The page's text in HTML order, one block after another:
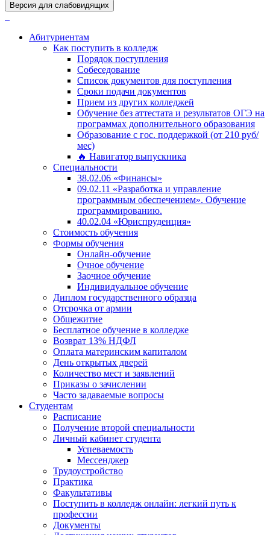
Версия для слабовидящих
Абитуриентам
Как поступить в колледж
Порядок поступления
Собеседование
Список документов для поступления
Сроки подачи документов
Прием из других колледжей
Обучение без аттестата и результатов ОГЭ на
программах дополнительного образования
Образование с гос. поддержкой (от 210 руб/
мес)
🔥 Навигатор выпускника
Специальности
38.02.06 «Финансы»
09.02.11 «Разработка и управление
программным обеспечением». Обучение
программированию.
40.02.04 «Юриспруденция»
Стоимость обучения
Формы обучения
Онлайн-обучение
Очное обучение
Заочное обучение
Индивидуальное обучение
Диплом государственного образца
Отсрочка от армии
Общежитие
Бесплатное обучение в колледже
Возврат 13% НДФЛ
Оплата материнским капиталом
День открытых дверей
Количество мест и заявлений
Приказы о зачислении
Часто задаваемые вопросы
Студентам
Расписание
Получение второй специальности
Личный кабинет студента
Успеваемость
Мессенджер
Трудоустройство
Практика
Факультативы
Поступить в колледж онлайн: легкий путь к
профессии
Документы